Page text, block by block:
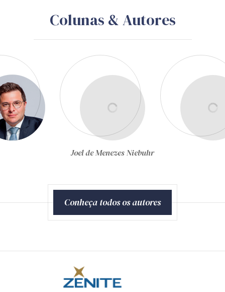
Colunas & Autores
Joel de Menezes Niebuhr
Conheça todos os autores